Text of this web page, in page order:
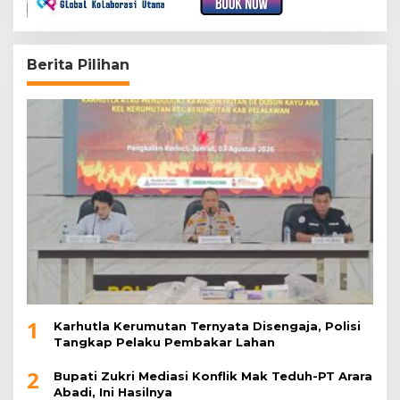
Berita Pilihan
1
Karhutla Kerumutan Ternyata Disengaja, Polisi
Tangkap Pelaku Pembakar Lahan
2
Bupati Zukri Mediasi Konflik Mak Teduh-PT Arara
Abadi, Ini Hasilnya